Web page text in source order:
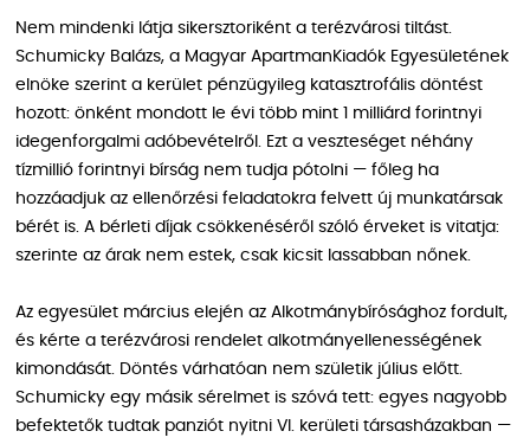
Nem mindenki látja sikersztoriként a terézvárosi tiltást.
Schumicky Balázs, a Magyar ApartmanKiadók Egyesületének
elnöke szerint a kerület pénzügyileg katasztrofális döntést
hozott: önként mondott le évi több mint 1 milliárd forintnyi
idegenforgalmi adóbevételről. Ezt a veszteséget néhány
tízmillió forintnyi bírság nem tudja pótolni — főleg ha
hozzáadjuk az ellenőrzési feladatokra felvett új munkatársak
bérét is. A bérleti díjak csökkenéséről szóló érveket is vitatja:
szerinte az árak nem estek, csak kicsit lassabban nőnek.
Az egyesület március elején az Alkotmánybírósághoz fordult,
és kérte a terézvárosi rendelet alkotmányellenességének
kimondását. Döntés várhatóan nem születik július előtt.
Schumicky egy másik sérelmet is szóvá tett: egyes nagyobb
befektetők tudtak panziót nyitni VI. kerületi társasházakban —